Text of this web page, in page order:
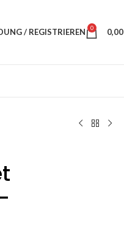
/ REGISTRIEREN 0